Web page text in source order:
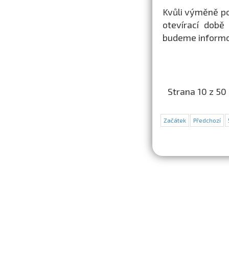
Kvůli výměně
otevírací době
budeme
Strana 10 z 50
Začátek Předchozí